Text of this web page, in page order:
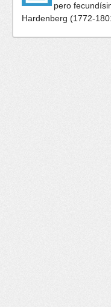
pero
Hardenberg (1772-